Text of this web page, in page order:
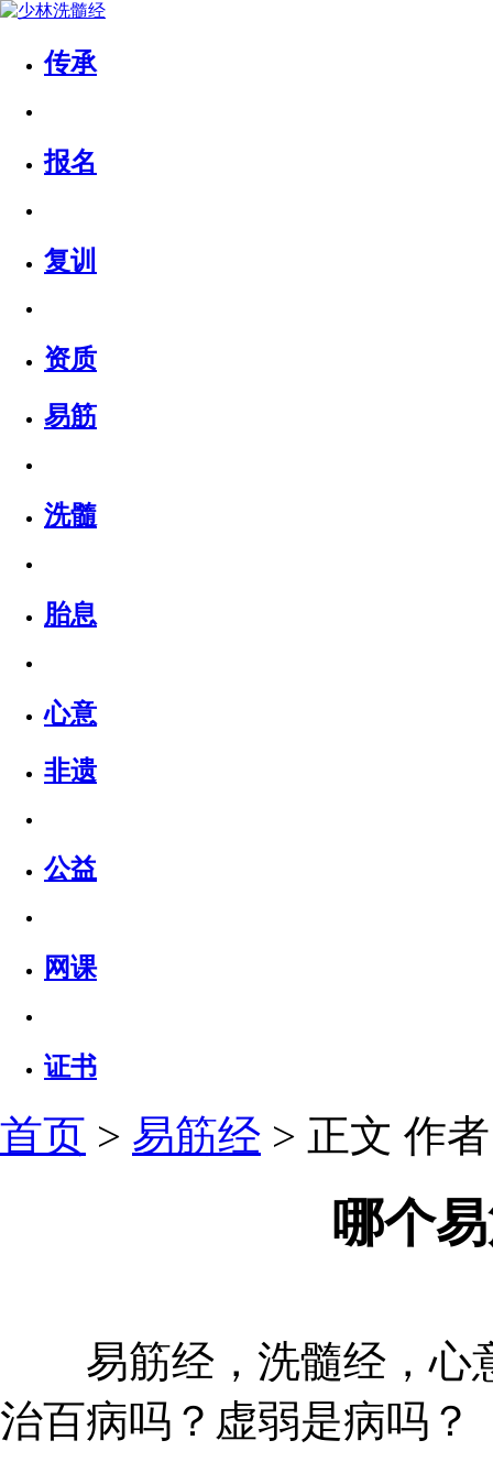
传承
报名
复训
资质
易筋
洗髓
胎息
心意
非遗
公益
网课
证书
首页 > 易筋经 > 正文 作
哪个
易筋经，洗髓经，心
治百病吗？虚弱是病吗？